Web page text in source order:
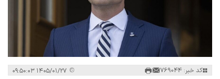
کد خبر: 769044